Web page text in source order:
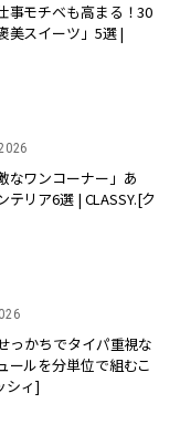
事モチベも高まる！30
美スイーツ」5選 |
なワンコーナー」あ
リア6選 | CLASSY.[ク
っかちでタイパ重視な
ールを分単位で組むこ
シィ]